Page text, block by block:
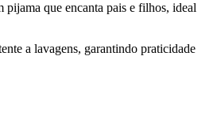
pijama que encanta pais e filhos, ideal
a lavagens, garantindo praticidade